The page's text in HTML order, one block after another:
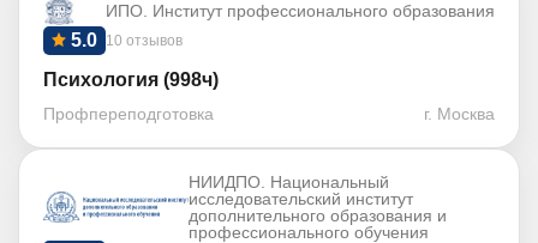
ИПО. Институт профессионального образования
10 отзывов
5.0
Психология (998ч)
Профпереподготовка г. Москва
НИИДПО. Национальный
исследовательский институт
дополнительного образования и
профессионального обучения